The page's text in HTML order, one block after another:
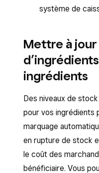
système de
Mettre à
ingrédients
Des niveaux de
pour vos ingrédients
marquage
en rupture de stock
le coût des
bénéficiaire. Vous